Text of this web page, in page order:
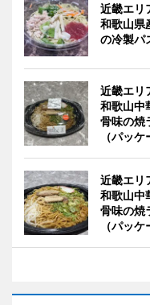
近畿エリ
和歌山県
の冷製パ
近畿エリ
和歌山中
骨味の焼
（パッケ
近畿エリ
和歌山中
骨味の焼
（パッケ